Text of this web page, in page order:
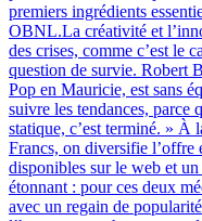
premiers ingrédients
OBNL.La créativité et
des crises, comme c’est le
question de survie. Robert
Pop en Mauricie, est sans
suivre les tendances, parce
statique, c’est terminé. » À
Francs, on diversifie l’offre
disponibles sur le web et
étonnant : pour ces deux
avec un regain de